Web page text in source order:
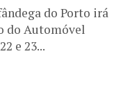
do Porto irá
do Automóvel
e 23...